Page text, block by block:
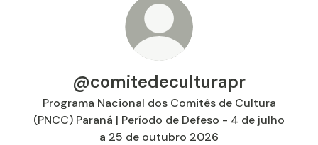
@comitedeculturapr
Programa Nacional dos Comitês de Cultura
(PNCC) Paraná | Período de Defeso - 4 de julho
a 25 de outubro 2026